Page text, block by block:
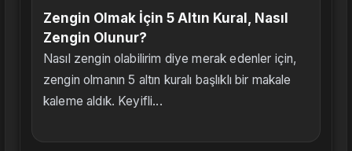
Zengin Olmak İçin 5 Altın Kural, Nasıl
Zengin Olunur?
Nasıl zengin olabilirim diye merak edenler için,
zengin olmanın 5 altın kuralı başlıklı bir makale
kaleme aldık. Keyifli...